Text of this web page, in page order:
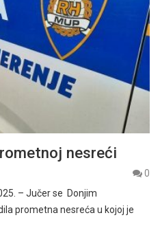
nesreći
0
– Jučer se Donjim
prometna nesreća u kojoj je